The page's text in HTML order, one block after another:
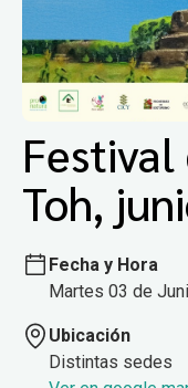
Festival
Toh,
Fecha y Hora
Martes 03 de
Ubicación
Distintas sedes